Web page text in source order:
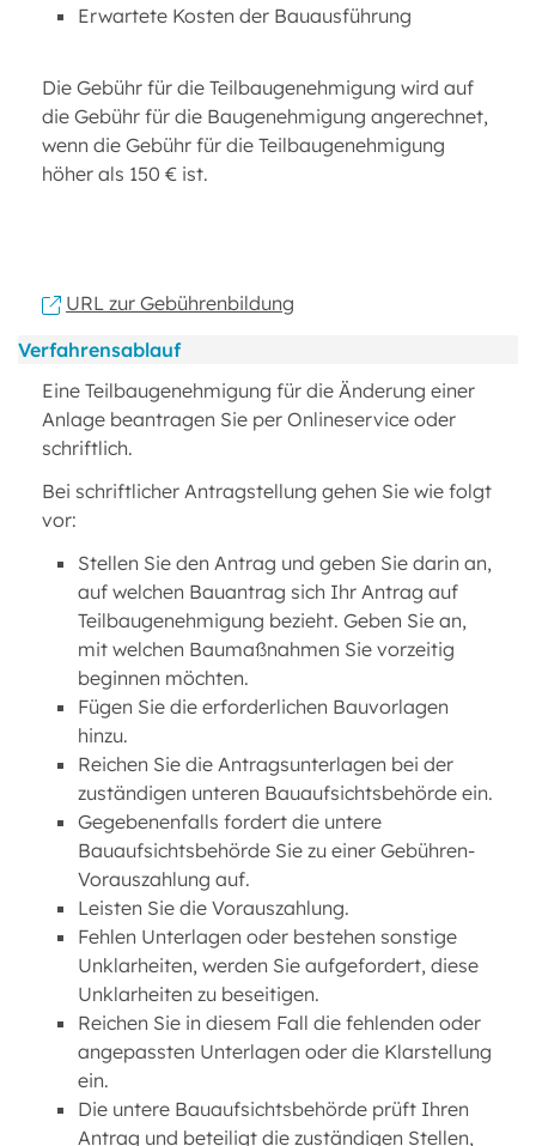
Erwartete Kosten der Bauausführung
Die Gebühr für die Teilbaugenehmigung wird auf
die Gebühr für die Baugenehmigung angerechnet,
wenn die Gebühr für die Teilbaugenehmigung
höher als 150 € ist.
URL zur Gebührenbildung
Verfahrensablauf
Eine Teilbaugenehmigung für die Änderung einer
Anlage beantragen Sie per Onlineservice oder
schriftlich.
Bei schriftlicher Antragstellung gehen Sie wie folgt
vor:
Stellen Sie den Antrag und geben Sie darin an,
auf welchen Bauantrag sich Ihr Antrag auf
Teilbaugenehmigung bezieht. Geben Sie an,
mit welchen Baumaßnahmen Sie vorzeitig
beginnen möchten.
Fügen Sie die erforderlichen Bauvorlagen
hinzu.
Reichen Sie die Antragsunterlagen bei der
zuständigen unteren Bauaufsichtsbehörde ein.
Gegebenenfalls fordert die untere
Bauaufsichtsbehörde Sie zu einer Gebühren-
Vorauszahlung auf.
Leisten Sie die Vorauszahlung.
Fehlen Unterlagen oder bestehen sonstige
Unklarheiten, werden Sie aufgefordert, diese
Unklarheiten zu beseitigen.
Reichen Sie in diesem Fall die fehlenden oder
angepassten Unterlagen oder die Klarstellung
ein.
Die untere Bauaufsichtsbehörde prüft Ihren
Antrag und beteiligt die zuständigen Stellen,